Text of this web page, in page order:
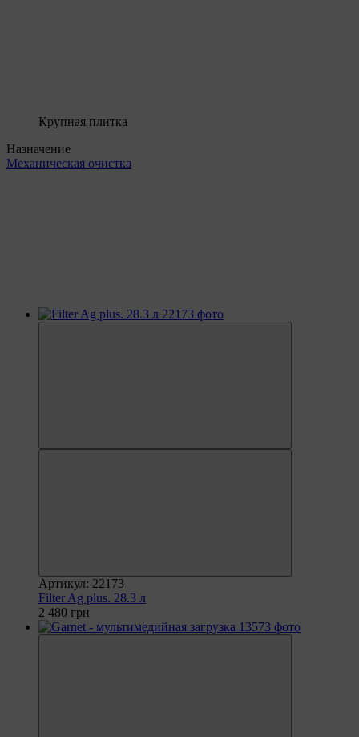
Крупная плитка
Назначение
Механическая очистка
Артикул: 22173
Filter Ag plus. 28.3 л
2 480 грн